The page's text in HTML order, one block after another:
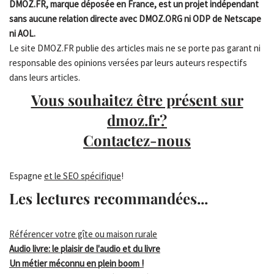
DMOZ.FR, marque déposée en France, est un projet indépendant
sans aucune relation directe avec DMOZ.ORG ni ODP de Netscape
ni AOL.
Le site DMOZ.FR publie des articles mais ne se porte pas garant ni
responsable des opinions versées par leurs auteurs respectifs
dans leurs articles.
Vous souhaitez être présent sur
dmoz.fr?
Contactez-nous
Espagne et le SEO spécifique!
Les lectures recommandées...
Référencer votre gîte ou maison rurale
Audio livre: le plaisir de l'audio et du livre
Un métier méconnu en plein boom !